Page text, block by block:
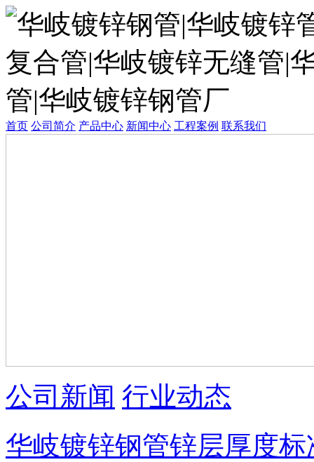
首页 公司简介 产品中心 新闻中心 工程案例 联系我们
公司新闻 行业动态
华岐镀锌钢管锌层厚度